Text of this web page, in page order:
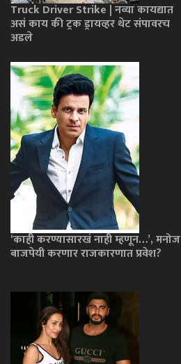
Truck Driver Strike | नव्या कायद्यात
असं काय की ट्रक ड्रायव्हर थेट संपावरच
अडले
‘काही करण्यासारखं नाही म्हणून…’, मनोज
बाजपेयी करणार राजकारणात प्रवेश?